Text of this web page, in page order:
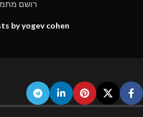
רושם
by yogev cohen